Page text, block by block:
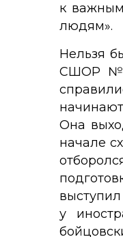
к
людям».
Нельзя
СШОР №1,
Она
начале
у